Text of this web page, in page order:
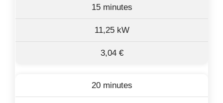
15 minutes
11,25 kW
3,04 €
20 minutes